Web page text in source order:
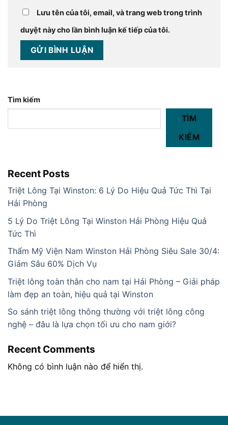
Lưu tên của tôi, email, và trang web trong trình
duyệt này cho lần bình luận kế tiếp của tôi.
Tìm kiếm
TÌM
KIẾM
Recent Posts
Triệt Lông Tại Winston: 6 Lý Do Hiệu Quả Tức Thì Tại
Hải Phòng
5 Lý Do Triệt Lông Tại Winston Hải Phòng Hiệu Quả
Tức Thì
Thẩm Mỹ Viện Nam Winston Hải Phòng Siêu Sale 30/4:
Giảm Sâu 60% Dịch Vụ
Triệt lông toàn thân cho nam tại Hải Phòng – Giải pháp
làm đẹp an toàn, hiệu quả tại Winston
So sánh triệt lông thông thường với triệt lông công
nghệ – đâu là lựa chọn tối ưu cho nam giới?
Recent Comments
Không có bình luận nào để hiển thị.